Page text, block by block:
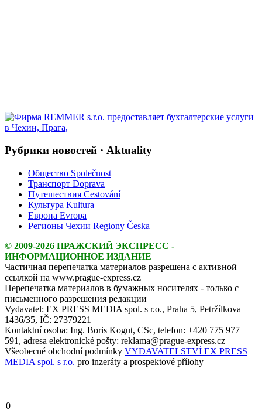
0
Рубрики новостей · Aktuality
Общество Společnost
Транспорт Doprava
Путешествия Cestování
Культура Kultura
Европа Evropa
Регионы Чехии Regiony Česka
© 2009-2026 ПРАЖСКИЙ ЭКСПРЕСС -
ИНФОРМАЦИОННОЕ ИЗДАНИЕ
Частичная перепечатка материалов разрешена с активной
ссылкой на www.prague-express.cz
Перепечатка материалов в бумажных носителях - только с
письменного разрешения редакции
Vydavatel: EX PRESS MEDIA spol. s r.o., Praha 5, Petržílkova
1436/35, IČ: 27379221
Kontaktní osoba: Ing. Boris Kogut, CSc, telefon: +420 775 977
591, adresa elektronické pošty: reklama@prague-express.cz
Všeobecné obchodní podmínky VYDAVATELSTVÍ EX PRESS
MEDIA spol. s r.o. pro inzeráty a prospektové přílohy